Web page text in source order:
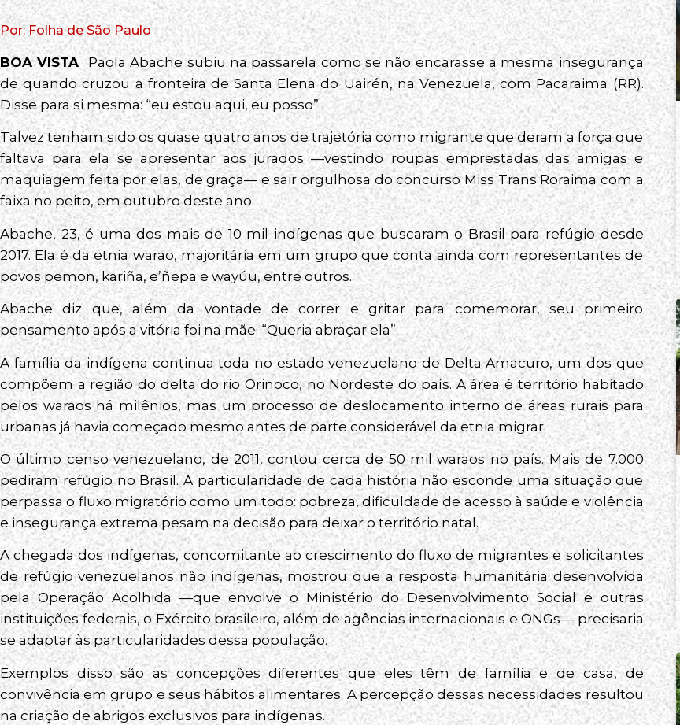
Por: Folha de São Paulo
BOA VISTAPaola Abache subiu na passarela como se não encarasse a mesma insegurança
de quando cruzou a fronteira de Santa Elena do Uairén, na Venezuela, com Pacaraima (RR).
Disse para si mesma: “eu estou aqui, eu posso”.
Talvez tenham sido os quase quatro anos de trajetória como migrante que deram a força que
faltava para ela se apresentar aos jurados —vestindo roupas emprestadas das amigas e
maquiagem feita por elas, de graça— e sair orgulhosa do concurso Miss Trans Roraima com a
faixa no peito, em outubro deste ano.
Abache, 23, é uma dos mais de 10 mil indígenas que buscaram o Brasil para refúgio desde
2017. Ela é da etnia warao, majoritária em um grupo que conta ainda com representantes de
povos pemon, kariña, e’ñepa e wayúu, entre outros.
Abache diz que, além da vontade de correr e gritar para comemorar, seu primeiro
pensamento após a vitória foi na mãe. “Queria abraçar ela”.
A família da indígena continua toda no estado venezuelano de Delta Amacuro, um dos que
compõem a região do delta do rio Orinoco, no Nordeste do país. A área é território habitado
pelos waraos há milênios, mas um processo de deslocamento interno de áreas rurais para
urbanas já havia começado mesmo antes de parte considerável da etnia migrar.
O último censo venezuelano, de 2011, contou cerca de 50 mil waraos no país. Mais de 7.000
pediram refúgio no Brasil. A particularidade de cada história não esconde uma situação que
perpassa o fluxo migratório como um todo: pobreza, dificuldade de acesso à saúde e violência
e insegurança extrema pesam na decisão para deixar o território natal.
A chegada dos indígenas, concomitante ao crescimento do fluxo de migrantes e solicitantes
de refúgio venezuelanos não indígenas, mostrou que a resposta humanitária desenvolvida
pela Operação Acolhida —que envolve o Ministério do Desenvolvimento Social e outras
instituições federais, o Exército brasileiro, além de agências internacionais e ONGs— precisaria
se adaptar às particularidades dessa população.
Exemplos disso são as concepções diferentes que eles têm de família e de casa, de
convivência em grupo e seus hábitos alimentares. A percepção dessas necessidades resultou
na criação de abrigos exclusivos para indígenas.